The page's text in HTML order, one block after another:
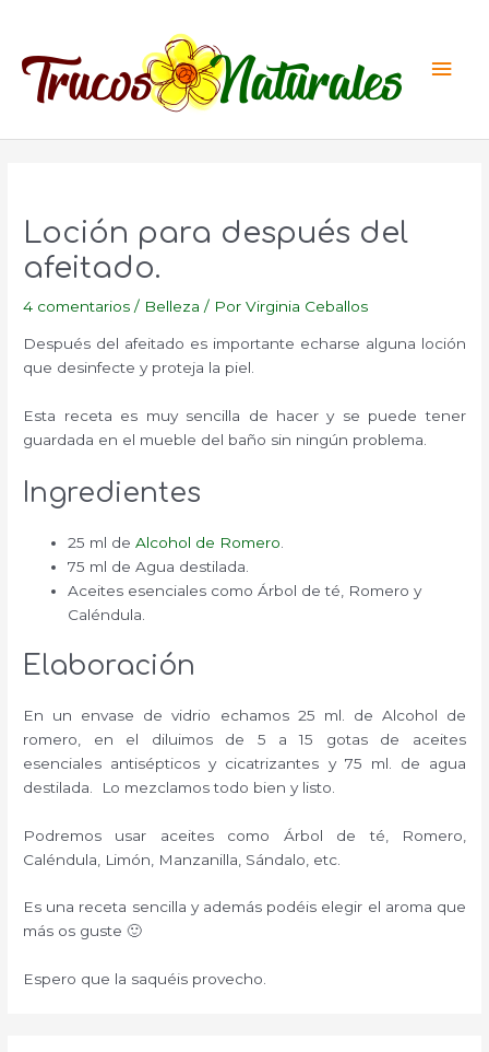
contenido
Loción para después del
afeitado.
4 comentarios / Belleza / PorVirginia Ceballos
Después del afeitado es importante echarse alguna loción
que desinfecte y proteja la piel.
Esta receta es muy sencilla de hacer y se puede tener
guardada en el mueble del baño sin ningún problema.
Ingredientes
25 ml deAlcohol de Romero
75 ml de Agua destilada.
Aceites esenciales como Árbol de té, Romero y
Caléndula.
Elaboración
En un envase de vidrio echamos 25 ml. de Alcohol de
romero, en el diluimos de 5 a 15 gotas de aceites
esenciales antisépticos y cicatrizantes y 75 ml. de agua
destilada. Lo mezclamos todo bien y listo.
Podremos usar aceites como Árbol de té, Romero,
Caléndula, Limón, Manzanilla, Sándalo, etc.
Es una receta sencilla y además podéis elegir el aroma que
más os guste 🙂
Espero que la saquéis provecho.